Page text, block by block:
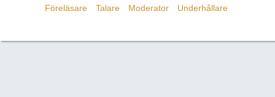
Föreläsare Talare Moderator Underhållare